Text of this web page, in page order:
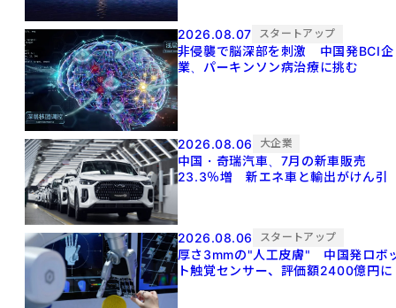
2026.08.07 スタートアップ
非侵襲で脳深部を刺激 中国発BCI企
業、パーキンソン病治療に挑む
2026.08.06 大企業
中国・奇瑞汽車、7月の新車販売
23.3％増 新エネ車と輸出がけん引
2026.08.06 スタートアップ
厚さ3mmの"人工皮膚" 中国発ロボ
ト触覚センサー、評価額2400億円に